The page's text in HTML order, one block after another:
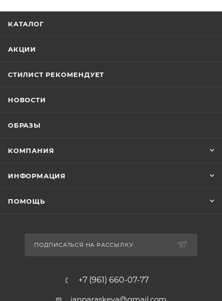
КАТАЛОГ
АКЦИИ
СТИЛИСТ РЕКОМЕНДУЕТ
НОВОСТИ
ОБРАЗЫ
КОМПАНИЯ
ИНФОРМАЦИЯ
ПОМОЩЬ
ПОДПИСАТЬСЯ НА РАССЫЛКУ
+7 (961) 660-07-77